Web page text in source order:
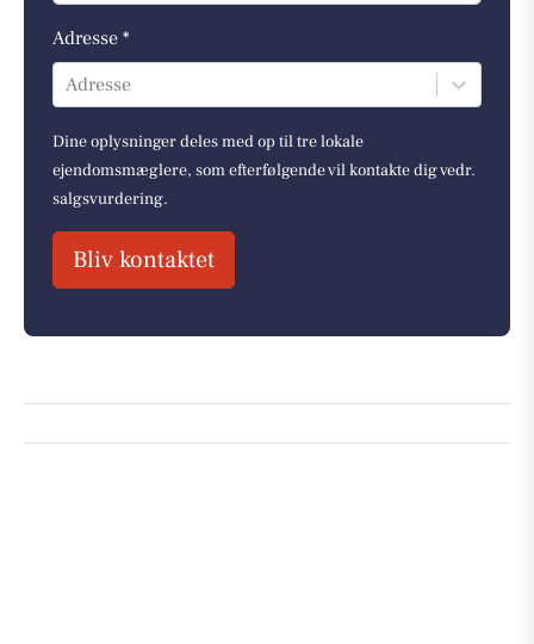
Adresse *
Adresse
Dine oplysninger deles med op til tre lokale
ejendomsmæglere, som efterfølgende vil kontakte dig vedr.
salgsvurdering.
Bliv kontaktet